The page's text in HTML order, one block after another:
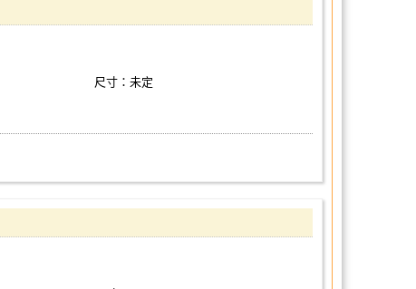
尺寸：未定